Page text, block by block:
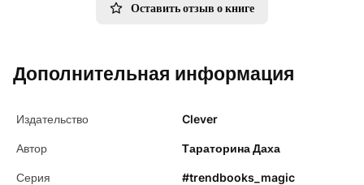
Оставить отзыв о книге
Дополнительная информация
Издательство Clever
Автор Тараторина Даха
Серия #trendbooks_magic